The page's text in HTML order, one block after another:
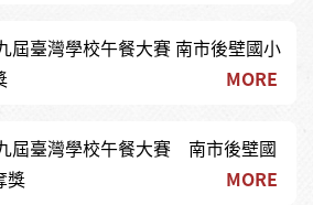
屆臺灣學校午餐大賽 南市後壁國小
MORE
屆臺灣學校午餐大賽 南市後壁國
獎
MORE